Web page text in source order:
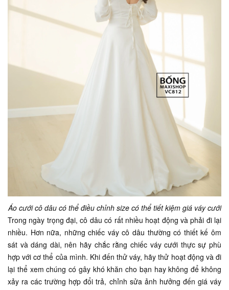
Áo cưới cô dâu có thể điều chỉnh size có thể tiết kiệm giá váy cưới
Trong ngày trọng đại, cô dâu có rất nhiều hoạt động và phải đi lại
nhiều. Hơn nữa, những chiếc váy cô dâu thường có thiết kế ôm
sát và dáng dài, nên hãy chắc rằng chiếc váy cưới thực sự phù
hợp với cơ thể của mình. Khi đến thử váy, hãy thử hoạt động và đi
lại thể xem chúng có gây khó khăn cho bạn hay không để không
xảy ra các trường hợp đổi trả, chỉnh sửa ảnh hưởng đến giá váy